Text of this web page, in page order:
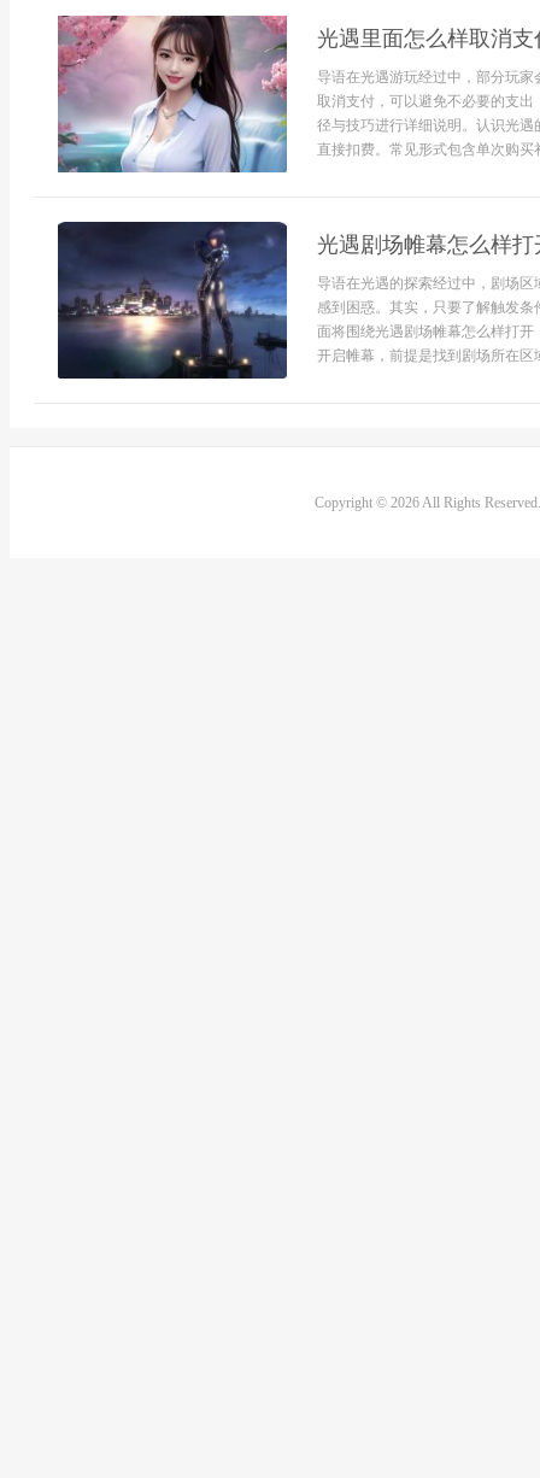
光遇里面怎么样取消支
导语在光遇游玩经过中，部分玩
取消支付，可以避免不必要的支
径与技巧进行详细说明。认识光
直接扣费。常见形式包含单次购
光遇剧场帷幕怎么样打
导语在光遇的探索经过中，剧场
感到困惑。其实，只要了解触发
面将围绕光遇剧场帷幕怎么样打
开启帷幕，前提是找到剧场所在
Copyright © 2026 All Rights